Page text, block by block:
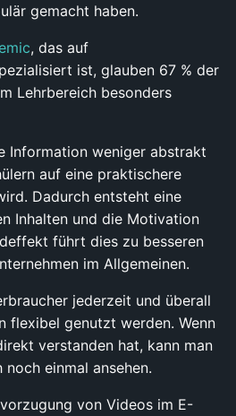
gemacht haben.
, das auf
ist, glauben 67 % der
Lehrbereich besonders
Information weniger abstrakt
auf eine praktischere
Dadurch entsteht eine
Inhalten und die Motivation
führt dies zu besseren
im Allgemeinen.
jederzeit und überall
flexibel genutzt werden. Wenn
verstanden hat, kann man
einmal ansehen.
von Videos im E-